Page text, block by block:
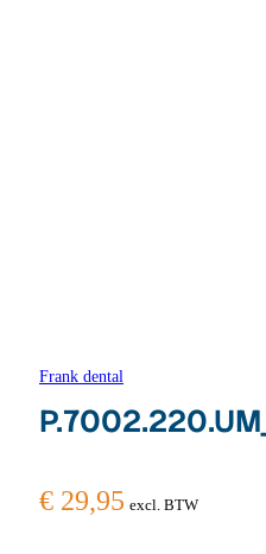
Frank dental
€ 29,95 excl. BTW